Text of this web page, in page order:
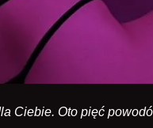
Ciebie. Oto pięć